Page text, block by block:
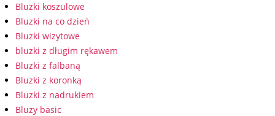
Bluzki koszulowe
Bluzki na co dzień
Bluzki wizytowe
bluzki z długim rękawem
Bluzki z falbaną
Bluzki z koronką
Bluzki z nadrukiem
Bluzy basic